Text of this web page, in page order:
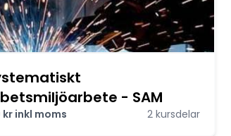
- SAM
kr inkl moms 2 kursdelar